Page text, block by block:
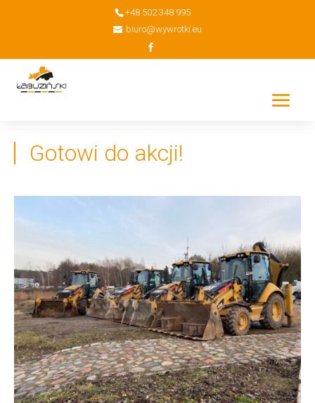
+48 502 348 995
biuro@wywrotki.eu
Gotowi do akcji!